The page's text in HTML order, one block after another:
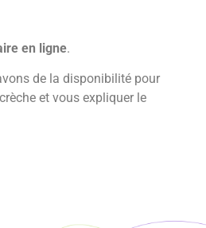
en ligne.
de la disponibilité pour
et vous expliquer le